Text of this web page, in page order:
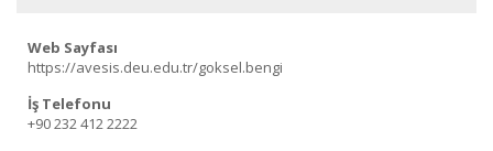
Web Sayfası
https://avesis.deu.edu.tr/goksel.bengi
İş Telefonu
+90 232 412 2222